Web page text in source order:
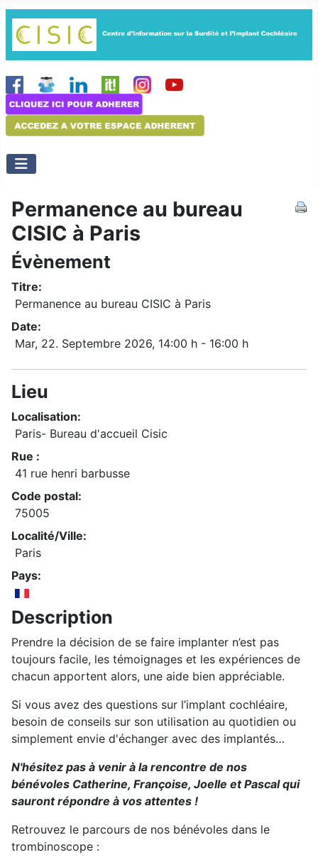
Permanence au bureau
CISIC à Paris
Évènement
Titre:
Permanence au bureau CISIC à Paris
Date:
Mar, 22. Septembre 2026, 14:00 h - 16:00 h
Lieu
Localisation:
Paris- Bureau d'accueil Cisic
Rue :
41 rue henri barbusse
Code postal:
75005
Localité/Ville:
Paris
Pays:
Description
Prendre la décision de se faire implanter n’est pas
toujours facile, les témoignages et les expériences de
chacun apportent alors, une aide bien appréciable.
Si vous avez des questions sur l’implant cochléaire,
besoin de conseils sur son utilisation au quotidien ou
simplement envie d'échanger avec des implantés…
N'hésitez pas à venir à la rencontre de nos
bénévoles Catherine, Françoise, Joelle et Pascal qui
sauront répondre à vos attentes !
Retrouvez le parcours de nos bénévoles dans le
trombinoscope :